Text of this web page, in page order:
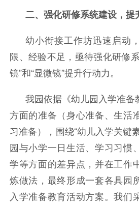
二、强化研修系统建设，提
幼小衔接工作坊迅速启动
限、经验不足，亟待强化研修
镜”和“显微镜”提升行动力。
我园依据《幼儿园入学准
方面的准备（身心准备、生活
习准备），围绕“幼儿入学关键
园与小学一日生活、学习习惯
学等方面的差异点，并在工作
炼做法，最终形成一套各具园
入学准备教育活动方案。我们